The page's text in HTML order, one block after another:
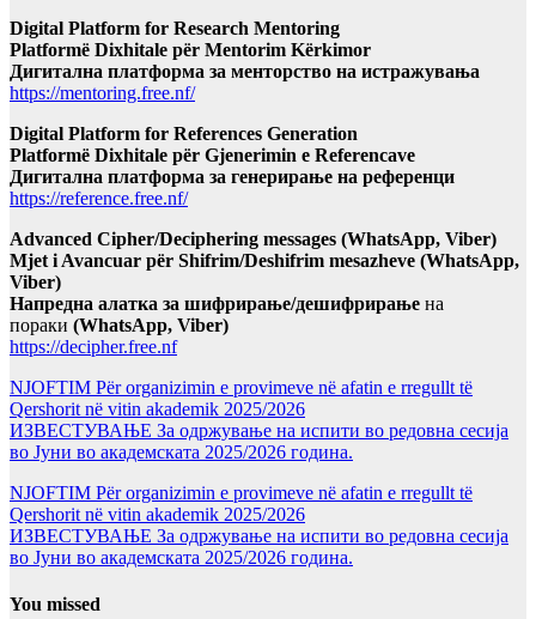
Digital Platform for Research Mentoring
Platformë Dixhitale për Mentorim Kërkimor
Дигитална платформа за менторство на истражувања
https://mentoring.free.nf/
Digital Platform for References Generation
Platformë Dixhitale për Gjenerimin e Referencave
Дигитална платформа за генерирање на референци
https://reference.free.nf/
Advanced Cipher/Deciphering messages (WhatsApp, Viber)
Mjet i Avancuar për Shifrim/Deshifrim mesazheve (WhatsApp,
Viber)
Напредна алатка за шифрирање/дешифрирање на
пораки (WhatsApp, Viber)
https://decipher.free.nf
NJOFTIM Për organizimin e provimeve në afatin e rregullt të
Qershorit në vitin akademik 2025/2026
ИЗВЕСТУВАЊЕ За одржување на испити во редовна сесија
во Јуни во академската 2025/2026 година.
NJOFTIM Për organizimin e provimeve në afatin e rregullt të
Qershorit në vitin akademik 2025/2026
ИЗВЕСТУВАЊЕ За одржување на испити во редовна сесија
во Јуни во академската 2025/2026 година.
You missed